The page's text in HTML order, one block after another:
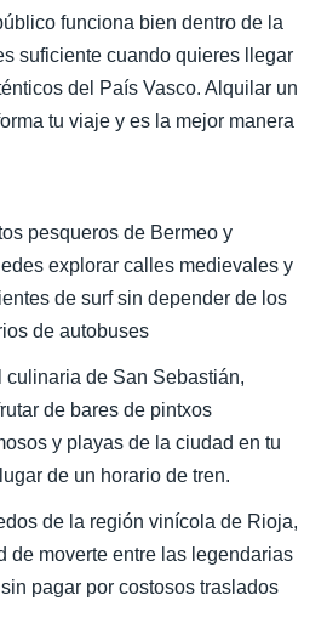
funciona bien dentro de la
suficiente cuando quieres llegar
del País Vasco. Alquilar un
tu viaje y es la mejor manera
pesqueros de Bermeo y
explorar calles medievales y
de surf sin depender de los
de autobuses
culinaria de San Sebastián,
de bares de pintxos
y playas de la ciudad en tu
de un horario de tren.
de la región vinícola de Rioja,
de moverte entre las legendarias
pagar por costosos traslados